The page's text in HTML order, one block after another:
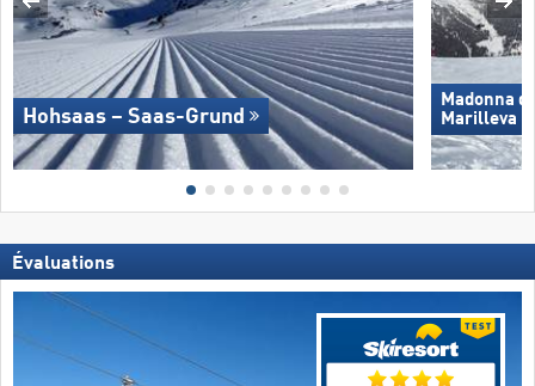
Hohsaas – Saas-Grund
Madonna
Marilleva
Évaluations